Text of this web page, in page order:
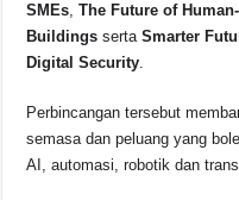
SMEs,The Future of
Buildings sertaSmarter
Digital Security.
Perbincangan tersebut
semasa dan peluang yang
AI, automasi, robotik dan